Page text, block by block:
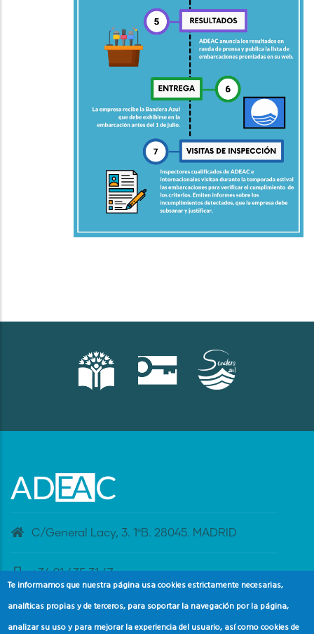
C/General Lacy, 3. 1ºB. 28045. MADRID
+34 91 435 31 47
banderaazul@adeac.es
Te informamos que nuestra página usa cookies estrictamente necesarias,
analíticas propias y de terceros, para soportar la navegación por la página,
analizar su uso y para mejorar la experiencia del usuario, así como cookies de